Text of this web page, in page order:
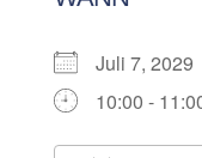
Juli 7, 2029
10:00 -